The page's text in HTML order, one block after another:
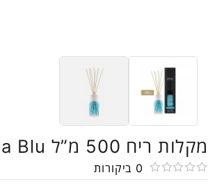
מקלות ריח 500 מ”ל Acqua Blu
0 ביקורות